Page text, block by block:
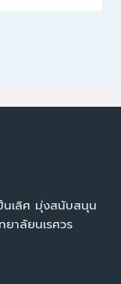
นเลิศ มุ่งสนับสนุน
าลัยนเรศวร